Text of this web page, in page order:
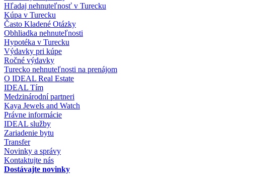
Hľadaj nehnuteľnosť v Turecku
Kúpa v Turecku
Často Kladené Otázky
Obhliadka nehnuteľnosti
Hypotéka v Turecku
Výdavky pri kúpe
Ročné výdavky
Turecko nehnuteľnosti na prenájom
O IDEAL Real Estate
IDEAL Tím
Medzinárodní partneri
Kaya Jewels and Watch
Právne informácie
IDEAL služby
Zariadenie bytu
Transfer
Novinky a správy
Kontaktujte nás
Dostávajte novinky